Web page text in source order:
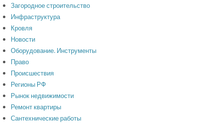
Загородное строительство
Инфраструктура
Кровля
Новости
Оборудование. Инструменты
Право
Происшествия
Регионы РФ
Рынок недвижимости
Ремонт квартиры
Сантехнические работы